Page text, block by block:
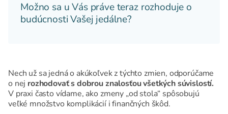
Možno sa u Vás práve teraz rozhoduje o
budúcnosti Vašej jedálne?
Nech už sa jedná o akúkoľvek z týchto zmien, odporúčame
o nej rozhodovať s dobrou znalosťou všetkých súvislostí.
V praxi často vídame, ako zmeny „od stola“ spôsobujú
veľké množstvo komplikácií i finančných škôd.